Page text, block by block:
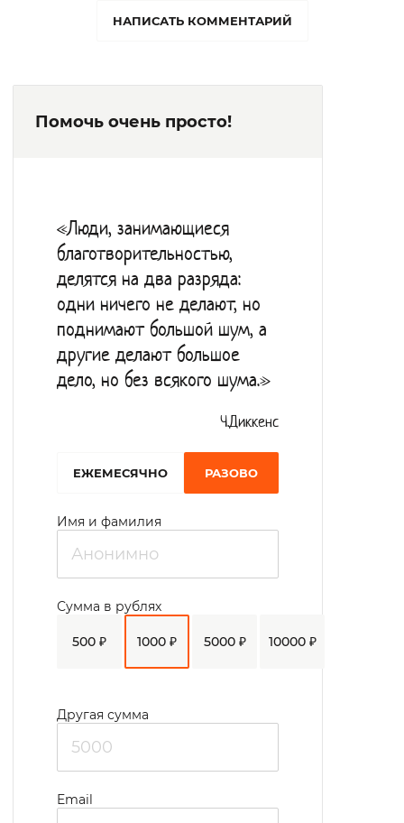
больных пищу приносят непосредственно
Организуются разные праздники и
культурно-массовые мероприятия, на
которых постояльцы поют, читают стихи.,
играют на музыкальных инструментах.
Аниматорами проводятся кружки и мастер
классы, на которых постояльцы рисуют и
НАПИСАТЬ КОММЕНТАРИЙ
Помочь очень просто!
«Люди, занимающиеся
благотворительностью,
делятся на два разряда:
одни ничего не делают, но
поднимают большой шум, а
другие делают большое
дело, но без всякого шума.»
Ч.Диккенс
EЖЕМЕСЯЧНО РАЗОВО
Имя и фамилия
500 ₽ 1000 ₽ 5000 ₽ 10000 ₽
Сумма в рублях
Другая сумма
Email